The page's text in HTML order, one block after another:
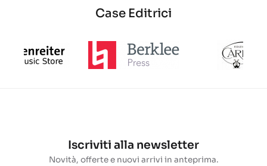
Case Editrici
Iscriviti alla newsletter
Novità, offerte e nuovi arrivi in anteprima.